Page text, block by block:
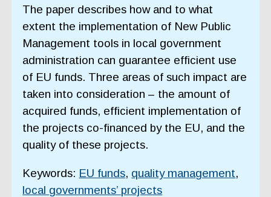
The paper describes how and to what
extent the implementation of New Public
Management tools in local government
administration can guarantee efficient use
of EU funds. Three areas of such impact are
taken into consideration – the amount of
acquired funds, efficient implementation of
the projects co-financed by the EU, and the
quality of these projects.
Keywords: EU funds, quality management,
local governments’ projects